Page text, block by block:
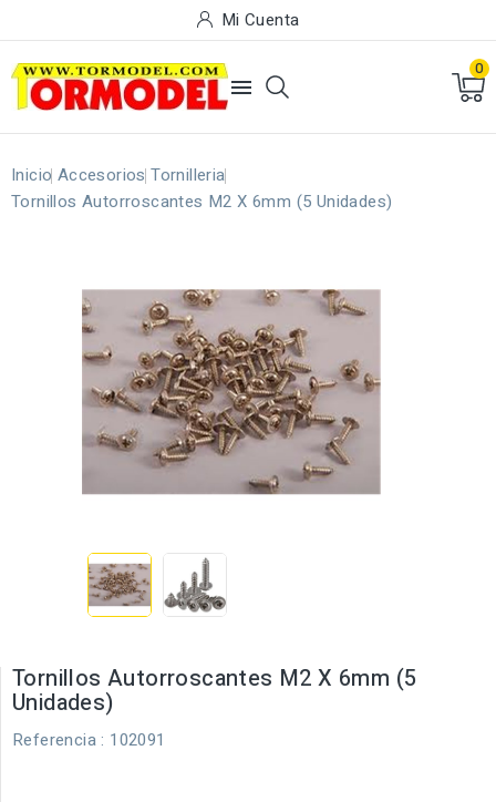
Mi Cuenta

0
Inicio Accesorios Tornilleria
Tornillos Autorroscantes M2 X 6mm (5 Unidades)
Tornillos Autorroscantes M2 X 6mm (5
Unidades)
Referencia : 102091